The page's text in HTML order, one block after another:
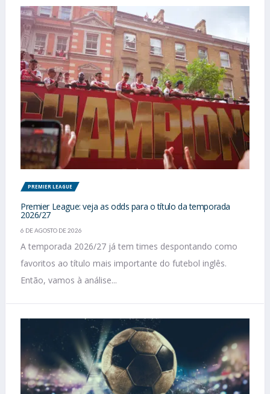
PREMIER LEAGUE
Premier League: veja as odds para o título da temporada
2026/27
6 DE AGOSTO DE 2026
A temporada 2026/27 já tem times despontando como
favoritos ao título mais importante do futebol inglês.
Então, vamos à análise...